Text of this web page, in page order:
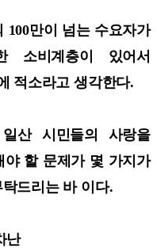
100만이 넘는 수요자가
소비계층이 있어서
적소라고 생각한다.
산 시민들의 사랑을
야 할 문제가 몇 가지가
드리는 바 이다.
난